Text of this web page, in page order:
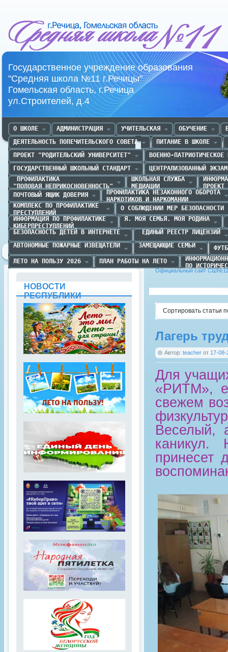
Средняя школа №11 г.Речица
Государственное учреждение образования
"Средняя школа №11 г.Речицы"
Гомельская область, г.Речица
ул.Строителей, д.4
О ШКОЛЕ АДМИНИСТРАЦИЯ УЧИТЕЛЬСКАЯ ОБУЧЕНИЕ
ДЕЯТЕЛЬНОСТЬ ПОПЕЧИТЕЛЬСКОГО СОВЕТА
ПИТАНИЕ В ШКОЛЕ
ПРОЕКТ "РОДИТЕЛЬСКИЙ УНИВЕРСИТЕТ"
ВОЕННО-ПАТРИОТИЧЕСКОЕ
ГОСУДАРСТВЕННЫЙ ШКОЛЬНЫЙ СТАНДАРТ
ЦЕНТРАЛИЗОВАННЫЙ
ПРОФИЛАКТИКА
"ПОЛОВАЯ НЕПРИКОСНОВЕННОСТЬ"
ШКОЛЬНАЯ СЛУЖБА
МЕДИАЦИИ
ПОЧТОВЫЙ ЯЩИК ДОВЕРИЯ
ПРОФИЛАКТИКА НЕЗАКОННОГО ОБОРОТА
НАРКОТИКОВ И НАРКОМАНИИ
КОМПЛЕКС ПО ПРОФИЛАКТИКЕ
ПРЕСТУПЛЕНИЙ
О СОБЛЮДЕНИИ МЕР БЕЗОПАСНОСТИ
ИНФОРМАЦИЯ ПО ПРОФИЛАКТИКЕ
КИБЕРПРЕСТУПЛЕНИЙ
Я. МОЯ СЕМЬЯ. МОЯ РОДИНА
БЕЗОПАСНОСТЬ ДЕТЕЙ В ИНТЕРНЕТЕ
ЕДИНЫЙ РЕЕСТР ЛИЦЕНЗИЙ
АВТОНОМНЫЕ ПОЖАРНЫЕ ИЗВЕЩАТЕЛИ
ЗАМЕЩАЮЩИЕ СЕМЬИ
ЛЕТО НА ПОЛЬЗУ 2026
ПЛАН РАБОТЫ НА ЛЕТО
ПО
Официальный сайт СШ№11
Сортировать статьи
Лагерь
Автор: teacher от 17-08-
Для
«РИТМ»,
свежем
Веселый,
каникул.
принесет
НОВОСТИ
РЕСПУБЛИКИ